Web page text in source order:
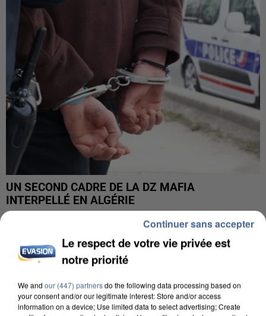
UN SECOND CADRE DE LA DZ MAFIA
INTERPELLÉ EN ALGÉRIE
Le respect de votre vie privée est
notre priorité
We and our (447) partnersdo the following data processing based on
your consent and/or our legitimate interest: Store and/or access
information on a device; Use limited data to select advertising; Create
Continuer sans accepter